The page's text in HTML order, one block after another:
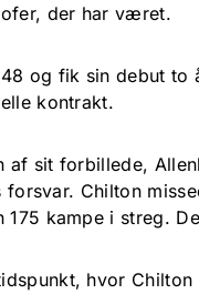
der har været.
og fik sin debut to
kontrakt.
af sit forbillede,
Chilton
kampe i streg.
hvor